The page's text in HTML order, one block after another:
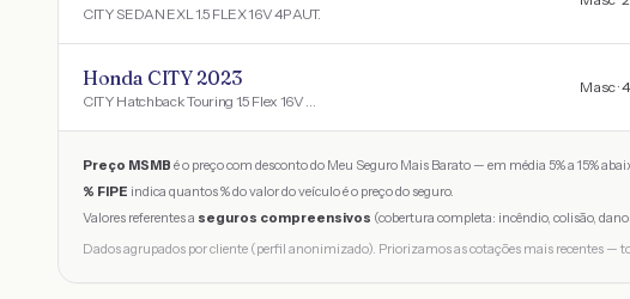
CITY SEDAN EXL 1.5 FLEX 16V 4P AUT.
Honda CITY 2023
CITY Hatchback Touring 1.5 Flex 16V Aut
Masc ·
Preço MSMB é o preço com desconto do Meu Seguro Mais Barato — em média 5% a 15%
% FIPE indica quantos % do valor do veículo é o preço do seguro.
Valores referentes a seguros compreensivos (cobertura completa: incêndio, colisão,
Dados agrupados por cliente (perfil anonimizado). Priorizamos as cotações mais recentes —